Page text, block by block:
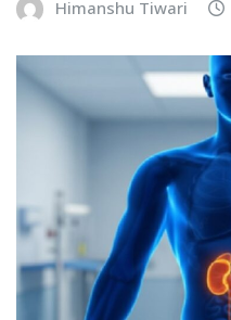
Himanshu Tiwari